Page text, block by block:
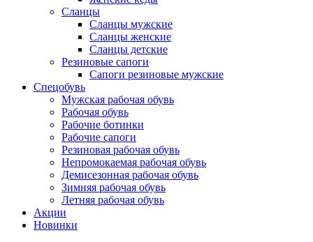
Сланцы
Сланцы мужские
Сланцы женские
Сланцы детские
Резиновые сапоги
Сапоги резиновые мужские
Спецобувь
Мужская рабочая обувь
Рабочая обувь
Рабочие ботинки
Рабочие сапоги
Резиновая рабочая обувь
Непромокаемая рабочая обувь
Демисезонная рабочая обувь
Зимняя рабочая обувь
Летняя рабочая обувь
Акции
Новинки